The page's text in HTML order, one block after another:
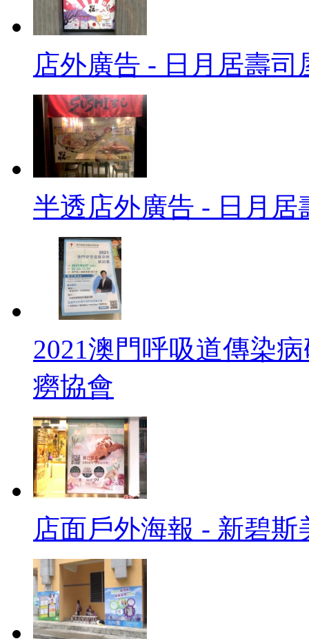
店外廣告 - 日月居壽司
半透店外廣告 - 日月居
2021澳門呼吸道傳染
癆協會
店面戶外海報 - 新碧斯